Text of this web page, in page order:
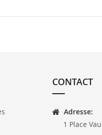
CONTACT
Adresse:
1 Place